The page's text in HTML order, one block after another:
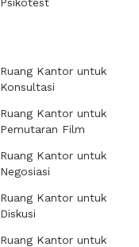
Ruang Kantor untuk
Konsultasi
Ruang Kantor untuk
Pemutaran Film
Ruang Kantor untuk
Negosiasi
Ruang Kantor untuk
Diskusi
Ruang Kantor untuk